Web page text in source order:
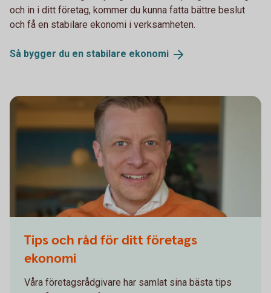
och in i ditt företag, kommer du kunna fatta bättre beslut
och få en stabilare ekonomi i verksamheten.
Så bygger du en stabilare ekonomi
Tips och råd för ditt företags
ekonomi
Våra företagsrådgivare har samlat sina bästa tips